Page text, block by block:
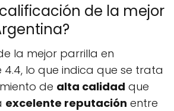
de la mejor
la mejor parrilla en
4.4, lo que indica que se trata
de alta calidad que
excelente reputación entre